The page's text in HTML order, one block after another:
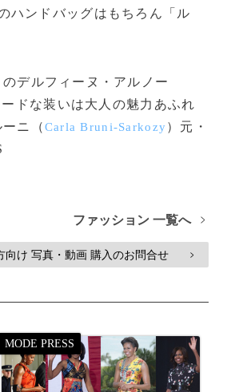
ハンドバッグはもちろん「ル
デルフィーヌ・アルノー
ドな装いは大人の魅力あふれ
ニ（Carla Bruni-Sarkozy）元・
ファッション 一覧へ >
向け 写真・動画 購入のお問合せ >